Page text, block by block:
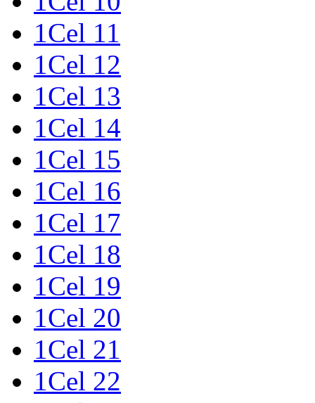
1Cel 11
1Cel 12
1Cel 13
1Cel 14
1Cel 15
1Cel 16
1Cel 17
1Cel 18
1Cel 19
1Cel 20
1Cel 21
1Cel 22